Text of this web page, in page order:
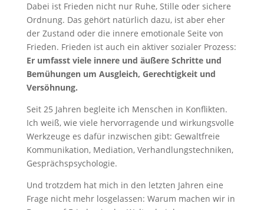
Dabei ist Frieden nicht nur Ruhe, Stille oder sichere
Ordnung. Das gehört natürlich dazu, ist aber eher
der Zustand oder die innere emotionale Seite von
Frieden. Frieden ist auch ein aktiver sozialer Prozess:
Er umfasst viele innere und äußere Schritte und
Bemühungen um Ausgleich, Gerechtigkeit und
Versöhnung.
Seit 25 Jahren begleite ich Menschen in Konflikten.
Ich weiß, wie viele hervorragende und wirkungsvolle
Werkzeuge es dafür inzwischen gibt: Gewaltfreie
Kommunikation, Mediation, Verhandlungstechniken,
Gesprächspsychologie.
Und trotzdem hat mich in den letzten Jahren eine
Frage nicht mehr losgelassen: Warum machen wir in